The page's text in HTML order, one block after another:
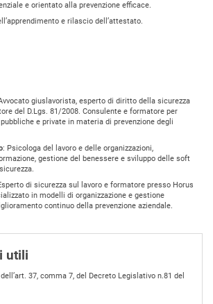
e orientato alla prevenzione efficace.
e rilascio dell’attestato.
giuslavorista, esperto di diritto della sicurezza
del D.Lgs. 81/2008. Consulente e formatore per
e private in materia di prevenzione degli
: Psicologa del lavoro e delle organizzazioni,
gestione del benessere e sviluppo delle soft
di sicurezza sul lavoro e formatore presso Horus
in modelli di organizzazione e gestione
continuo della prevenzione aziendale.
utili
37, comma 7, del Decreto Legislativo n.81 del